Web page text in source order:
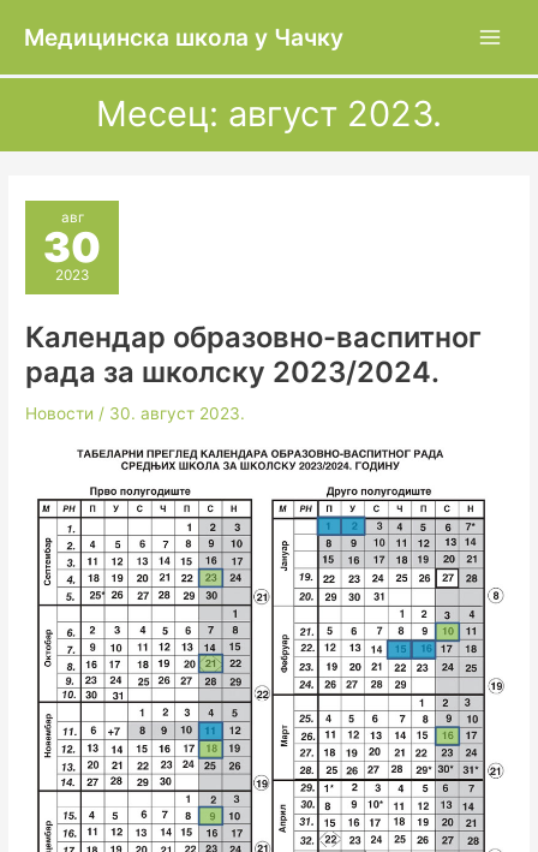
Медицинска школа у Чачку
Месец: август 2023.
авг
30
2023
Календар образовно-васпитног
рада за школску 2023/2024.
Новости / 30. август 2023.